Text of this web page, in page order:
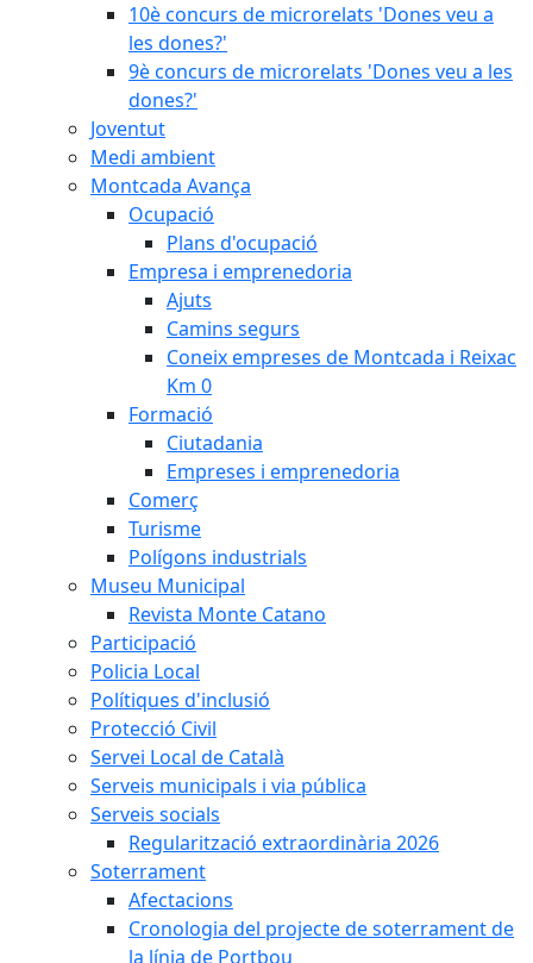
10è concurs de microrelats 'Dones veu a
les dones?'
9è concurs de microrelats 'Dones veu a les
dones?'
Joventut
Medi ambient
Montcada Avança
Ocupació
Plans d'ocupació
Empresa i emprenedoria
Ajuts
Camins segurs
Coneix empreses de Montcada i Reixac
Km 0
Formació
Ciutadania
Empreses i emprenedoria
Comerç
Turisme
Polígons industrials
Museu Municipal
Revista Monte Catano
Participació
Policia Local
Polítiques d'inclusió
Protecció Civil
Servei Local de Català
Serveis municipals i via pública
Serveis socials
Regularització extraordinària 2026
Soterrament
Afectacions
Cronologia del projecte de soterrament de
la línia de Portbou